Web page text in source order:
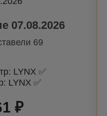
07.08.2026
69
LYNX ✅
LYNX ✅
₽